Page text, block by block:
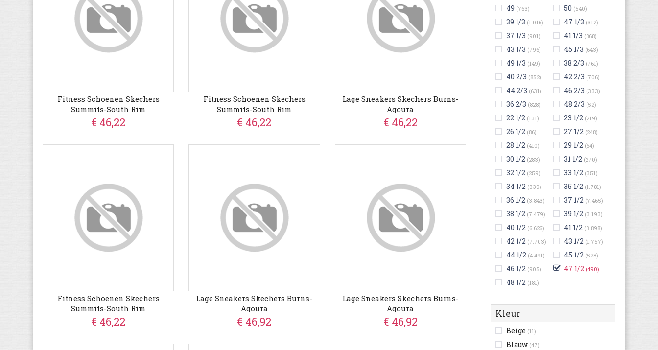
49 (763) 50 (540)
39 1/3 (1.016) 47 1/3 (312)
37 1/3 (901) 41 1/3 (868)
43 1/3 (796) 45 1/3 (643)
49 1/3 (149) 38 2/3 (761)
40 2/3 (852) 42 2/3 (706)
44 2/3 (631) 46 2/3 (333)
36 2/3 (828) 48 2/3 (52)
22 1/2 (131) 23 1/2 (219)
26 1/2 (86) 27 1/2 (248)
28 1/2 (410) 29 1/2 (64)
30 1/2 (283) 31 1/2 (270)
32 1/2 (259) 33 1/2 (351)
34 1/2 (339) 35 1/2 (1.781)
36 1/2 (3.843) 37 1/2 (7.465)
38 1/2 (7.479) 39 1/2 (3.193)
40 1/2 (6.626) 41 1/2 (3.898)
42 1/2 (7.703) 43 1/2 (1.757)
44 1/2 (4.491) 45 1/2 (528)
46 1/2 (905) 47 1/2 (490)
48 1/2 (181)
Kleur
Beige (11)
Blauw (47)
Fitness Schoenen Skechers
Summits-South Rim
€ 46,22
Fitness Schoenen Skechers
Summits-South Rim
€ 46,22
Lage Sneakers Skechers Burns-
Agoura
€ 46,22
Fitness Schoenen Skechers
Summits-South Rim
€ 46,22
Lage Sneakers Skechers Burns-
Agoura
€ 46,92
Lage Sneakers Skechers Burns-
Agoura
€ 46,92